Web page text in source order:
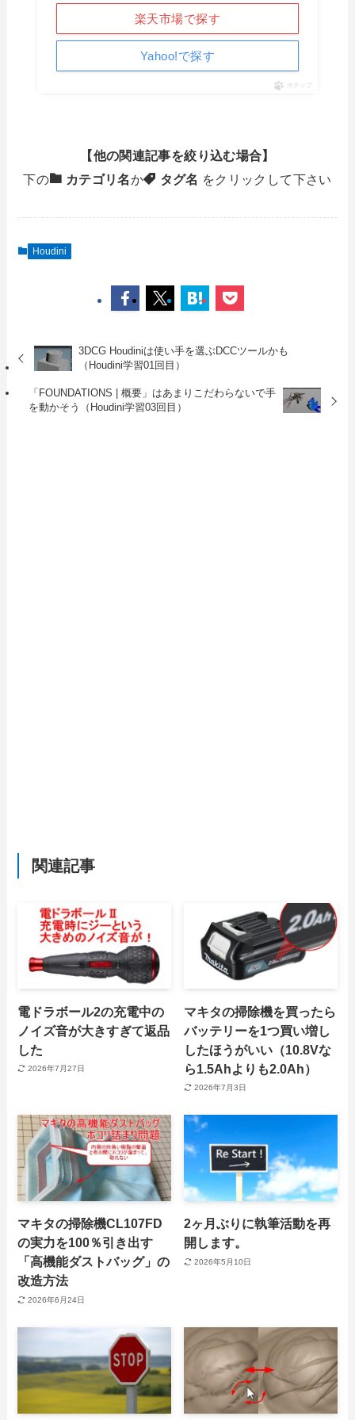
楽天市場で探す
Yahoo!で探す
ポチップ
【他の関連記事を絞り込む場合】
下の
カテゴリ名か タグ名 をクリックして下さい
Houdini
3DCG Houdiniは使い手を選ぶDCCツールかも
（Houdini学習01回目）
「FOUNDATIONS | 概要」はあまりこだわらないで手
を動かそう（Houdini学習03回目）
関連記事
電ドラボール2の充電中の
ノイズ音が大きすぎて返品
した
2026年7月27日
マキタの掃除機を買ったら
バッテリーを1つ買い増し
したほうがいい（10.8Vな
ら1.5Ahよりも2.0Ah）
2026年7月3日
マキタの掃除機CL107FD
の実力を100％引き出す
「高機能ダストバッグ」の
改造方法
2026年6月24日
2ヶ月ぶりに執筆活動を再
開します。
2026年5月10日